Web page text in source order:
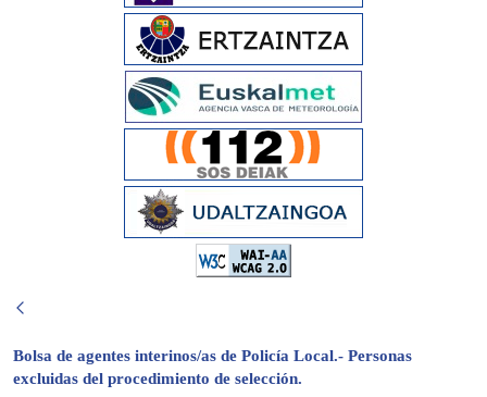
Bolsa de agentes interinos/as de Policía Local.- Personas
excluidas del procedimiento de selección.